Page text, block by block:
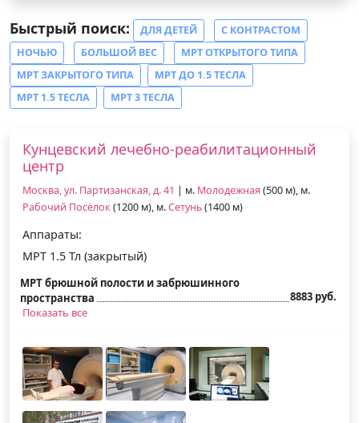
Быстрый поиск: ДЛЯ ДЕТЕЙ
С КОНТРАСТОМ
НОЧЬЮ
БОЛЬШОЙ ВЕС
МРТ ОТКРЫТОГО ТИПА
МРТ ЗАКРЫТОГО ТИПА
МРТ ДО 1.5 ТЕСЛА
МРТ 1.5 ТЕСЛА
МРТ 3 ТЕСЛА
Кунцевский лечебно-реабилитационный
центр
Москва, ул. Партизанская, д. 41 | м. Молодежная (500 м), м.
Рабочий Посёлок(1200 м), м.Сетунь(1400 м)
Аппараты:
МРТ 1.5 Тл (закрытый)
МРТ брюшной полости и забрюшинного
пространства
8883 руб.
Показать все